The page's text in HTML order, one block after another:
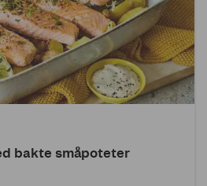
bakte småpoteter